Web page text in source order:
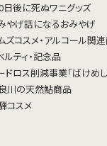
日後に死ぬワニグッズ
やげ話になるおみやげ
ズコスメ・アルコール関
ルティ・記念品
ドロス削減事業「ばけめし
川の天然鮎商品
コスメ